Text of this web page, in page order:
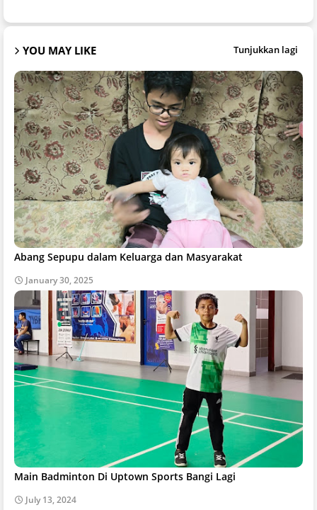
YOU MAY LIKE Tunjukkan lagi
Abang Sepupu dalam Keluarga dan Masyarakat
January 30, 2025
Main Badminton Di Uptown Sports Bangi Lagi
July 13, 2024